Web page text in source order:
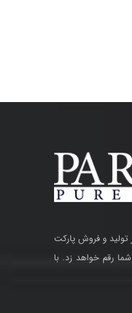
سابقه در تولید و فروش پارکت
رقم خواهد زد. با